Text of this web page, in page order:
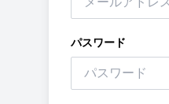
パスワード